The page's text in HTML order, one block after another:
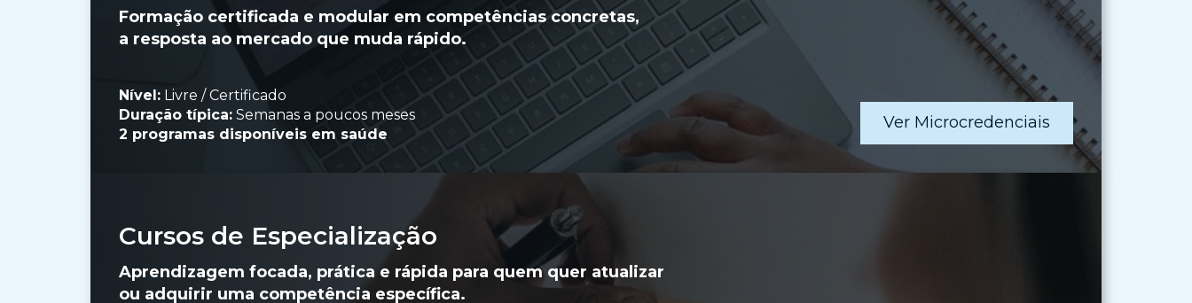
Formação certificada e modular em competências concretas,
a resposta ao mercado que muda rápido.
Nível: Livre / Certificado
Duração típica: Semanas a poucos meses
2 programas disponíveis em saúde
Ver Microcredenciais
Cursos de Especialização
Aprendizagem focada, prática e rápida para quem quer atualizar
ou adquirir uma competência específica.